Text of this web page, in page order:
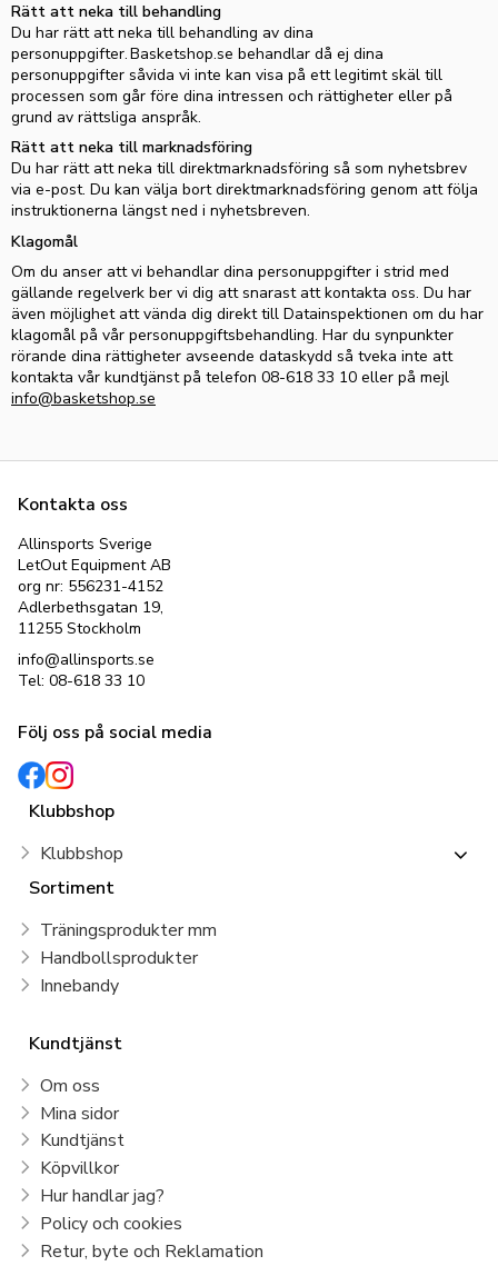
Rätt att neka till behandling
Du har rätt att neka till behandling av dina
personuppgifter.Basketshop.se behandlar då ej dina
personuppgifter såvida vi inte kan visa på ett legitimt skäl till
processen som går före dina intressen och rättigheter eller på
grund av rättsliga anspråk.
Rätt att neka till marknadsföring
Du har rätt att neka till direktmarknadsföring så som nyhetsbrev
via e-post. Du kan välja bort direktmarknadsföring genom att följa
instruktionerna längst ned i nyhetsbreven.
Klagomål
Om du anser att vi behandlar dina personuppgifter i strid med
gällande regelverk ber vi dig att snarast att kontakta oss. Du har
även möjlighet att vända dig direkt till Datainspektionen om du har
klagomål på vår personuppgiftsbehandling. Har du synpunkter
rörande dina rättigheter avseende dataskydd så tveka inte att
kontakta vår kundtjänst på telefon 08-618 33 10 eller på mejl
info@basketshop.se
Kontakta oss
Allinsports Sverige
LetOut Equipment AB
org nr: 556231-4152
Adlerbethsgatan 19,
11255 Stockholm
info@allinsports.se
Tel: 08-618 33 10
Följ oss på social media
Klubbshop
Klubbshop
Sortiment
Träningsprodukter mm
Handbollsprodukter
Innebandy
Kundtjänst
Om oss
Mina sidor
Kundtjänst
Köpvillkor
Hur handlar jag?
Policy och cookies
Retur, byte och Reklamation